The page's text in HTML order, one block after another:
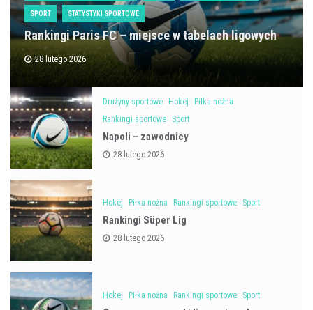
SPORT STATYSTYKI SPORTOWE
Rankingi Paris FC – miejsce w tabelach ligowych
28 lutego 2026
Drużyny sportowe Hokej
Piłka nożna
Rankingi sportowe
Sport
Napoli – zawodnicy
28 lutego 2026
Hokej Piłka nożna Rankingi sportowe Sport
Rankingi Süper Lig
28 lutego 2026
Hokej Piłka nożna Rankingi sportowe Sport